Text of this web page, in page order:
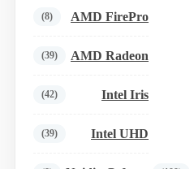
AMD FirePro
(8)
AMD Radeon
(39)
Intel Iris
(42)
Intel UHD
(39)